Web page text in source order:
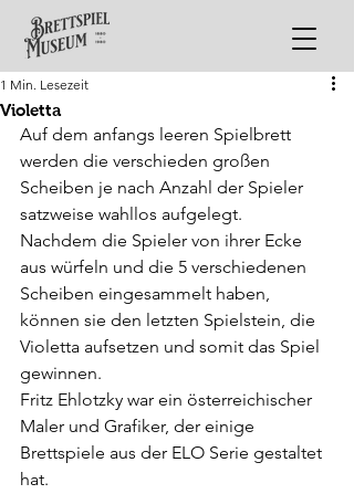
Violetta
1 Min. Lesezeit
Auf dem anfangs leeren Spielbrett
werden die verschieden großen
Scheiben je nach Anzahl der Spieler
satzweise wahllos aufgelegt.
Nachdem die Spieler von ihrer Ecke
aus würfeln und die 5 verschiedenen
Scheiben eingesammelt haben,
können sie den letzten Spielstein, die
Violetta aufsetzen und somit das Spiel
gewinnen.
Fritz Ehlotzky war ein österreichischer
Maler und Grafiker, der einige
Brettspiele aus der ELO Serie gestaltet
hat.